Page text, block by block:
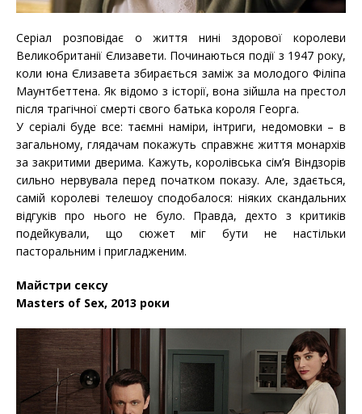
Серіал розповідає o життя нині здорової королеви
Великобританії Єлизавети. Починаються події з 1947 року,
коли юна Єлизавета збирається заміж за молодого Філіпа
Маунтбеттена. Як відомо з історії, вона зійшла на престол
після трагічної смерті свого батька короля Георга.
У серіалі буде все: таємні наміри, інтриги, недомовки – в
загальному, глядачам покажуть справжнє життя монархів
за закритими дверима. Кажуть, королівська сім’я Віндзорів
сильно нервувала перед початком показу. Але, здається,
самій королеві телешоу сподобалося: ніяких скандальних
відгуків про нього не було. Правда, дехто з критиків
подейкували, що сюжет міг бути не настільки
пасторальним і пригладженим.
Майстри сексу
Masters of Sex, 2013 роки